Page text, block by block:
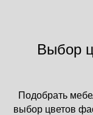
Выбор
Подобрать
выбор цветов